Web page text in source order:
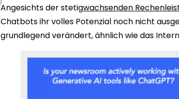
Angesichts der stetigwachsenden
Chatbots ihr volles Potenzial noch nicht
grundlegend verändert, ähnlich wie das